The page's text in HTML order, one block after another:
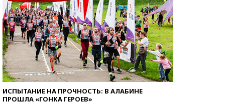
ИСПЫТАНИЕ НА ПРОЧНОСТЬ: В АЛАБИНЕ
ПРОШЛА «ГОНКА ГЕРОЕВ»